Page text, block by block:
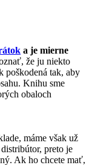
a je mierne
že ju niekto
poškodená tak, aby
Knihu sme
obaloch
máme však už
preto je
Ak ho chcete mať,